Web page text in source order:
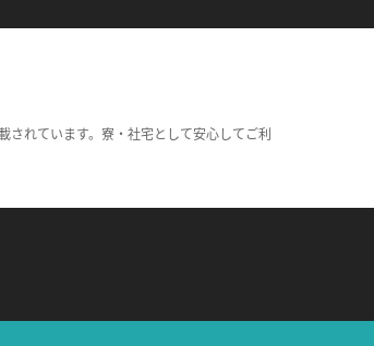
されています。寮・社宅として安心してご利